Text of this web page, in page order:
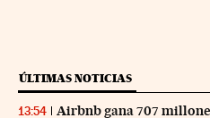
ÚLTIMAS NOTICIAS
13:54
Airbnb gana 707